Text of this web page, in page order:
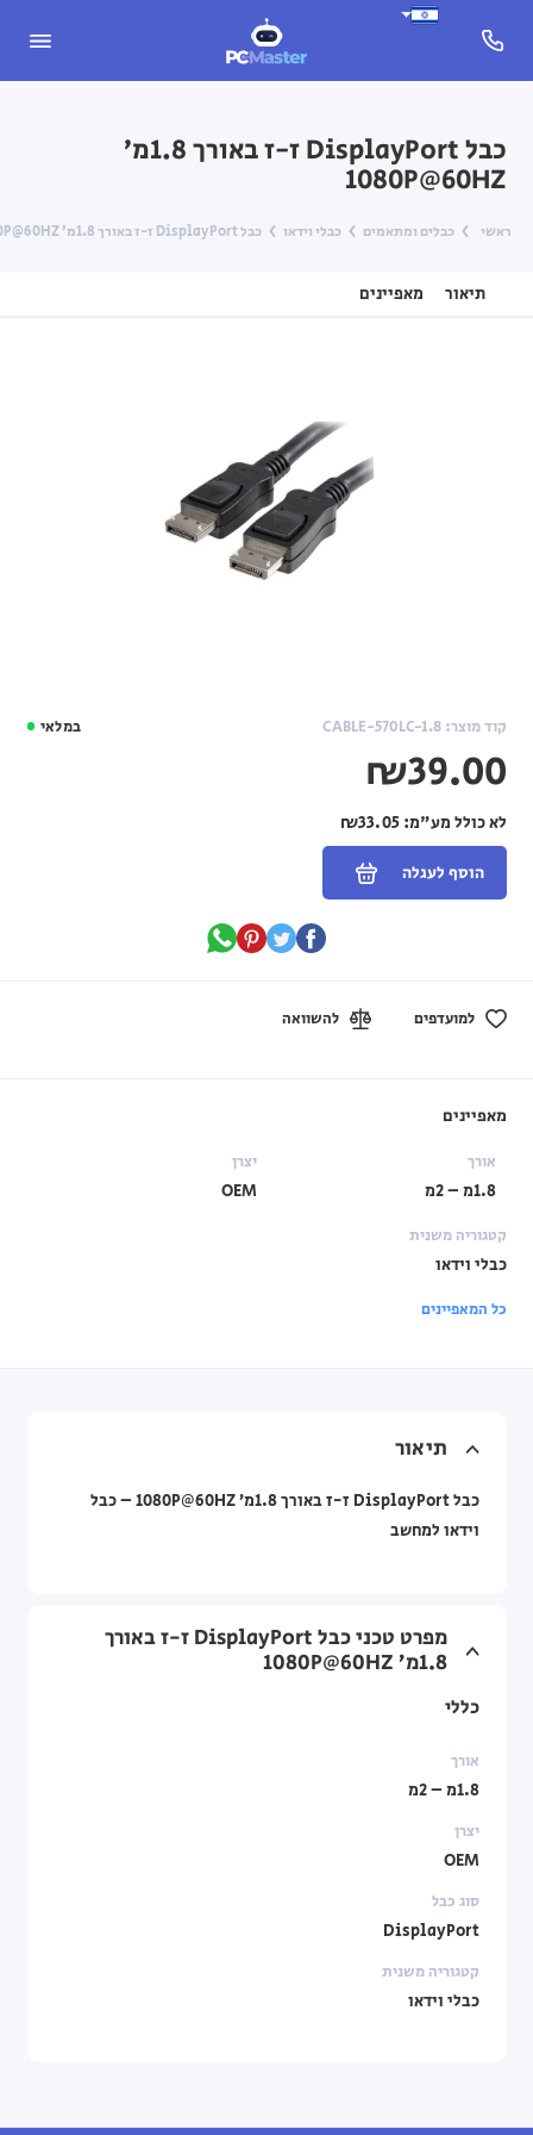
כבל DisplayPort ז-ז באורך 1.8מ’
1080P@60HZ
ראשי כבלים ומתאמים כבלי וידאו כבל DisplayPort ז-ז באורך 1.8מ’ 1080P@60HZ
תיאור מאפיינים
במלאי קוד מוצר: CABLE-570LC-1.8
₪39.00
לא כולל מע"מ:₪33.05
הוסף לעגלה
למועדפים להשוואה
מאפיינים
אורך
1.8מ – 2מ
יצרן
OEM
קטגוריה משנית
כבלי וידאו
כל המאפיינים
תיאור
כבל DisplayPort ז-ז באורך 1.8מ’ 1080P@60HZ – כבל
וידאו למחשב
מפרט טכני כבל DisplayPort ז-ז באורך
1.8מ’ 1080P@60HZ
כללי
אורך
1.8מ – 2מ
יצרן
OEM
סוג כבל
DisplayPort
קטגוריה משנית
כבלי וידאו